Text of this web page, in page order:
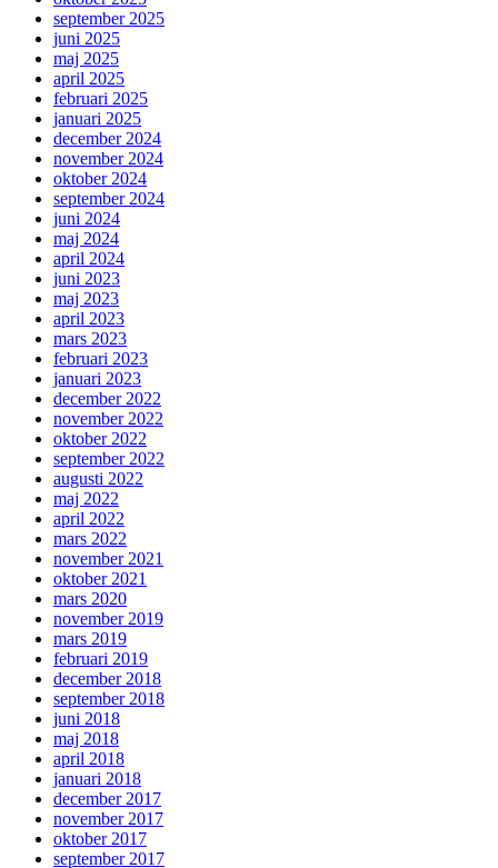
september 2025
juni 2025
maj 2025
april 2025
februari 2025
januari 2025
december 2024
november 2024
oktober 2024
september 2024
juni 2024
maj 2024
april 2024
juni 2023
maj 2023
april 2023
mars 2023
februari 2023
januari 2023
december 2022
november 2022
oktober 2022
september 2022
augusti 2022
maj 2022
april 2022
mars 2022
november 2021
oktober 2021
mars 2020
november 2019
mars 2019
februari 2019
december 2018
september 2018
juni 2018
maj 2018
april 2018
januari 2018
december 2017
november 2017
oktober 2017
september 2017